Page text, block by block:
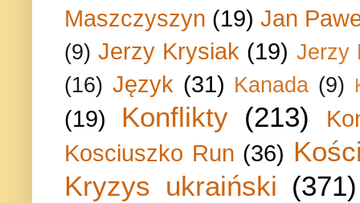
Maszczyszyn (19) Jan
(9) Jerzy Krysiak (19) Jerzy
(16) Język (31) Kanada (9)
(19) Konflikty (213)
Kosciuszko Run (36)
Kryzys ukraiński (371)